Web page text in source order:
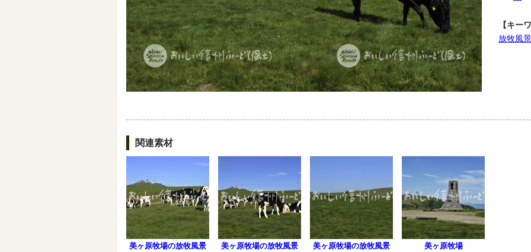
【キー
放牧風景
関連素材
美ヶ原牧場の放牧風景 美ヶ原牧場の放牧風景 美ヶ原牧場の放牧風景 美ヶ原牧場